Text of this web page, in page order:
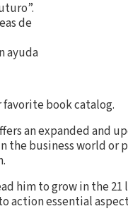
de
ayuda
book catalog.
an expanded and
the business world or
him to grow in the 21
action essential